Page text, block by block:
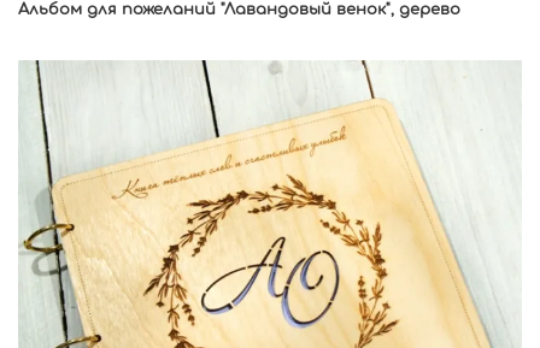
Альбом для пожеланий "Лавандовый венок", дерево